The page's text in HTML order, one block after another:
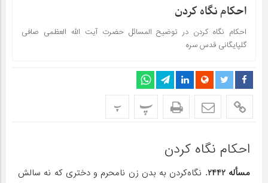
احکام نگاه کردن
احکام نگاه کردن در توضیح المسائل حضرت آیت الله العظمی صافی
گلپایگانی قدس سره
پ پ
احکام نگاه کردن
مسأله 2442.
نگاه‌کردن به بدن زن نامحرم و دختری که نه سالش